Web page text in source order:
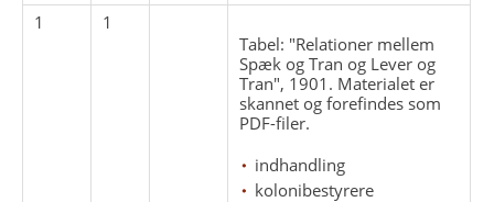
1
1
Tabel: "Relationer mellem
Spæk og Tran og Lever og
Tran", 1901. Materialet er
skannet og forefindes som
PDF-filer.
indhandling
kolonibestyrere